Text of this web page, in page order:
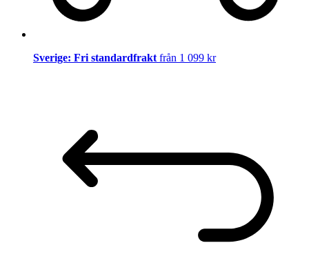
Sverige: Fri standardfrakt från 1 099 kr